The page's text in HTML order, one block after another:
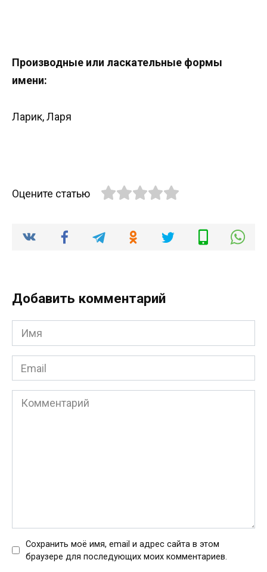
Производные или ласкательные формы
имени:
Ларик, Ларя
Оцените статью
Добавить комментарий
Имя
*
Email
*
Комментарий
Сохранить моё имя, email и адрес сайта в этом
браузере для последующих моих комментариев.